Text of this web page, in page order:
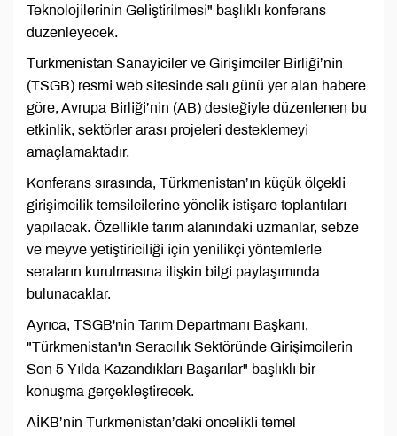
Teknolojilerinin Geliştirilmesi" başlıklı konferans
düzenleyecek.
Türkmenistan Sanayiciler ve Girişimciler Birliği’nin
(TSGB) resmi web sitesinde salı günü yer alan habere
göre, Avrupa Birliği’nin (AB) desteğiyle düzenlenen bu
etkinlik, sektörler arası projeleri desteklemeyi
amaçlamaktadır.
Konferans sırasında, Türkmenistan’ın küçük ölçekli
girişimcilik temsilcilerine yönelik istişare toplantıları
yapılacak. Özellikle tarım alanındaki uzmanlar, sebze
ve meyve yetiştiriciliği için yenilikçi yöntemlerle
seraların kurulmasına ilişkin bilgi paylaşımında
bulunacaklar.
Ayrıca, TSGB'nin Tarım Departmanı Başkanı,
"Türkmenistan'ın Seracılık Sektöründe Girişimcilerin
Son 5 Yılda Kazandıkları Başarılar" başlıklı bir
konuşma gerçekleştirecek.
AİKB’nin Türkmenistan’daki öncelikli temel